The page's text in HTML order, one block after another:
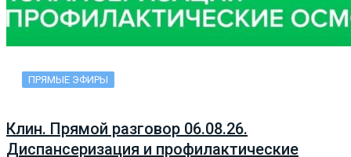
ПРЯМЫЕ ЭФИРЫ
Клин. Прямой разговор 06.08.26.
Диспансеризация и профилактические